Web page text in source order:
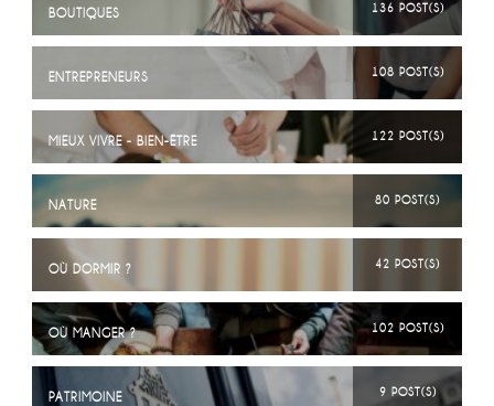
BOUTIQUES 136 POST(S)
ENTREPRENEURS 108 POST(S)
MIEUX VIVRE - BIEN-ÊTRE 122 POST(S)
NATURE 80 POST(S)
OÙ DORMIR ? 42 POST(S)
OÙ MANGER ? 102 POST(S)
PATRIMOINE 9 POST(S)